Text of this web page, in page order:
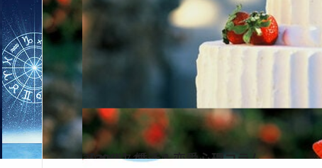
2020.11.1
【30代】婚活＆恋愛心理コラム
ライフスタイル